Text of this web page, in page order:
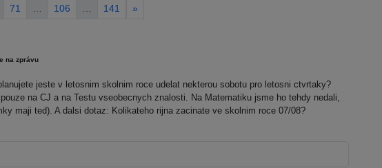
71 106 141 »
na zprávu
jeste v letosnim skolnim roce udelat nekterou sobotu pro letosni ctvrtaky?
na CJ a na Testu vseobecnych znalosti. Na Matematiku jsme ho tehdy nedali,
maji ted). A dalsi dotaz: Kolikateho rijna zacinate ve skolnim roce 07/08?